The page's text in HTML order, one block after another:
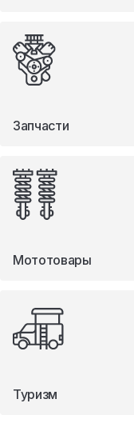
Запчасти
Мототовары
Туризм